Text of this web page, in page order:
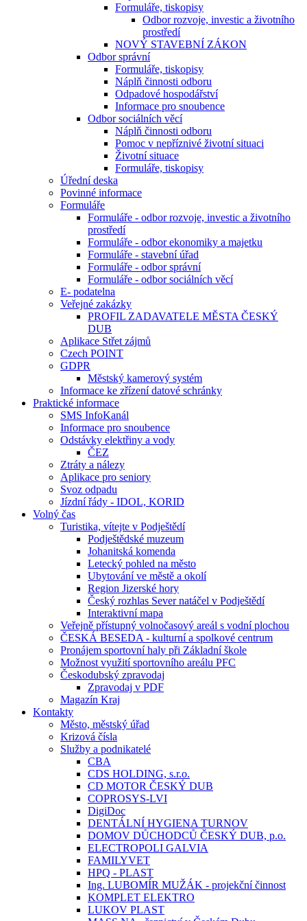
Formuláře, tiskopisy
Odbor rozvoje, investic a životního
prostředí
NOVÝ STAVEBNÍ ZÁKON
Odbor správní
Formuláře, tiskopisy
Náplň činnosti odboru
Odpadové hospodářství
Informace pro snoubence
Odbor sociálních věcí
Náplň činnosti odboru
Pomoc v nepříznivé životní situaci
Životní situace
Formuláře, tiskopisy
Úřední deska
Povinné informace
Formuláře
Formuláře - odbor rozvoje, investic a životního
prostředí
Formuláře - odbor ekonomiky a majetku
Formuláře - stavební úřad
Formuláře - odbor správní
Formuláře - odbor sociálních věcí
E- podatelna
Veřejné zakázky
PROFIL ZADAVATELE MĚSTA ČESKÝ
DUB
Aplikace Střet zájmů
Czech POINT
GDPR
Městský kamerový systém
Informace ke zřízení datové schránky
Praktické informace
SMS InfoKanál
Informace pro snoubence
Odstávky elektřiny a vody
ČEZ
Ztráty a nálezy
Aplikace pro seniory
Svoz odpadu
Jízdní řády - IDOL, KORID
Volný čas
Turistika, vítejte v Podještědí
Podještědské muzeum
Johanitská komenda
Letecký pohled na město
Ubytování ve městě a okolí
Region Jizerské hory
Český rozhlas Sever natáčel v Podještědí
Interaktivní mapa
Veřejně přístupný volnočasový areál s vodní plochou
ČESKÁ BESEDA - kulturní a spolkové centrum
Pronájem sportovní haly při Základní škole
Možnost využití sportovního areálu PFC
Českodubský zpravodaj
Zpravodaj v PDF
Magazín Kraj
Kontakty
Město, městský úřad
Krizová čísla
Služby a podnikatelé
CBA
CDS HOLDING, s.r.o.
CD MOTOR ČESKÝ DUB
COPROSYS-LVI
DigiDoc
DENTÁLNÍ HYGIENA TURNOV
DOMOV DŮCHODCŮ ČESKÝ DUB, p.o.
ELECTROPOLI GALVIA
FAMILYVET
HPQ - PLAST
Ing. LUBOMÍR MUŽÁK - projekční činnost
KOMPLET ELEKTRO
LUKOV PLAST